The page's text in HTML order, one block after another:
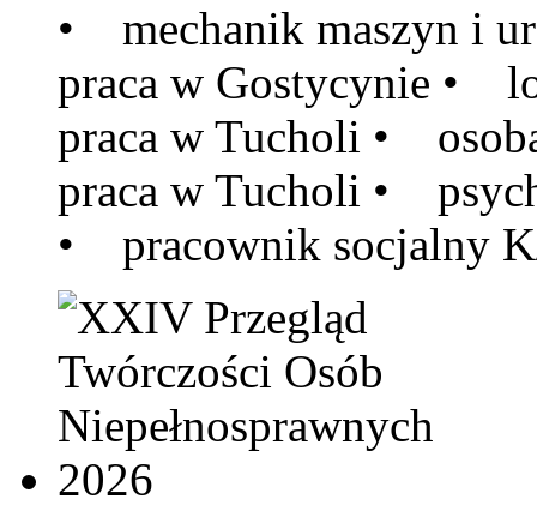
• mechanik maszyn i
praca w Gostycynie •
praca w Tucholi •
praca w Tucholi •
• pracownik socjalny